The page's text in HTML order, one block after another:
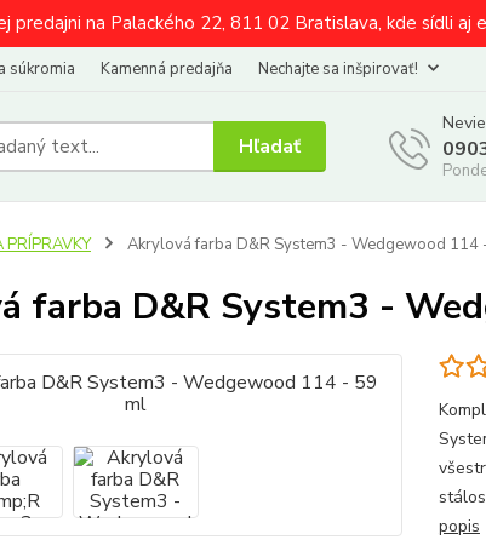
predajni na Palackého 22, 811 02 Bratislava, kde sídli aj
súkromia Kamenná predajňa Nechajte sa inšpirovať!
Hľadať
PRÍPRAVKY Akrylová farba D&R System3 - Wedgewood 114
farba D&R System3 -
popis